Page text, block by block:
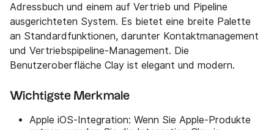
Adressbuch und einem auf Vertrieb und Pipeline
ausgerichteten System. Es bietet eine breite Palette
an Standardfunktionen, darunter Kontaktmanagement
und Vertriebspipeline-Management. Die
Benutzeroberfläche Clay ist elegant und modern.
Wichtigste Merkmale
Apple iOS-Integration: Wenn Sie Apple-Produkte